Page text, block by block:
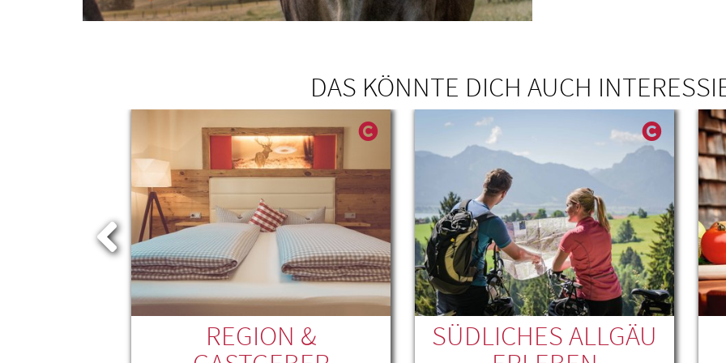
DAS KÖNNTE DICH AUCH
REGION & SÜDLICHES ALLGÄU